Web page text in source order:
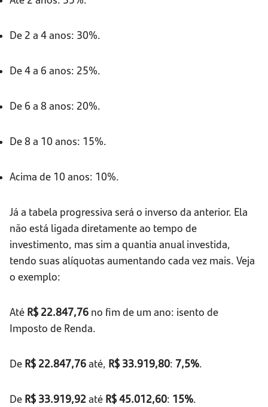
De 2 a 4 anos: 30%.
De 4 a 6 anos: 25%.
De 6 a 8 anos: 20%.
De 8 a 10 anos: 15%.
Acima de 10 anos: 10%.
Já a tabela progressiva será o inverso da anterior. Ela
não está ligada diretamente ao tempo de
investimento, mas sim a quantia anual investida,
tendo suas alíquotas aumentando cada vez mais. Veja
o exemplo:
Até R$ 22.847,76 no fim de um ano: isento de
Imposto de Renda.
De R$ 22.847,76até, R$ 33.919,80: 7,5%.
De R$ 33.919,92até R$ 45.012,60: 15%.